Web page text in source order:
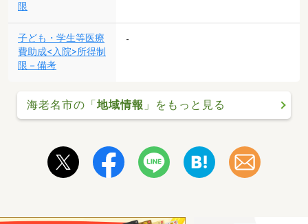
限
子ども・学生等医療
費助成<入院>所得制
限－備考
-
海老名市の「地域情報 」をもっと見る